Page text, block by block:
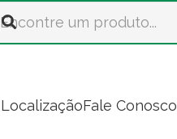
LocalizaçãoFale Conosco